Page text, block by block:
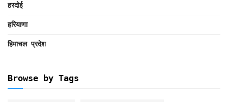
हरदोई
हरियाणा
हिमाचल प्रदेश
Browse by Tags